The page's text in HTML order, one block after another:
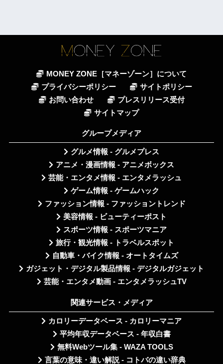
MONEY ZONE［マネーゾーン］について
プライバシーポリシー
サイトポリシー
お問い合わせ
プレスリリース受付
サイトマップ
グループメディア
グルメ情報 - グルメプレス
アニメ・漫画情報 - アニメボックス
芸能・エンタメ情報 - エンタメラッシュ
ゲーム情報 - ゲームハック
ファッション情報 - ファッショントレンド
美容情報 - ビューティーポスト
スポーツ情報 - スポーツマニア
旅行・観光情報 - トラベルスポット
自動車・バイク情報 - オートタイムズ
ガジェット・デジタル製品情報 - デジタルガジェット
芸能・エンタメ動画 - エンタメラッシュTV
関連サービス・メディア
カロリーデータベース - カロリーマニア
平均年収データベース - 年収白書
無料Webツール集 - WAZA TOOLS
言葉の意味・違い解説 - コトバの違い辞典